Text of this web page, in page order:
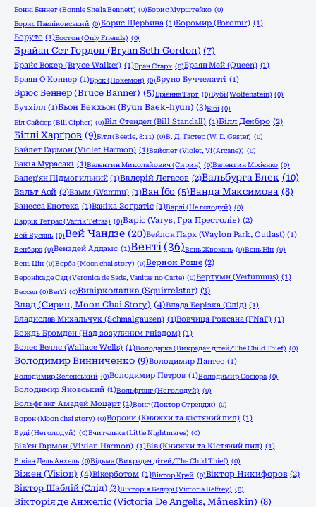
Бонні Беннет (Bonnie Sheila Bennett) (0)Борис Мурштейко (0)
Борис Павліковський (0)Борис Щербина (1)Боромир (Boromir) (1)
Боруто (1)Бостон (Only Friends) (0)
Брайан Сет Гордон (Bryan Seth Gordon) (7)
Брайс Вокер (Bryce Walker) (1)Бран Старк (0)Браян Мей (Queen) (1)
Браян О'Коннер (1)Брок (Покемон) (0)Бруно Буччелатті (1)
Брюс Беннер (Bruce Banner) (5)Брієнна Тарт (0)Бубі (Wolfenstein) (0)
Бутхілл (1)Бьон Бекхьон (Byun Baek-hyun) (3)Бібі (0)
Біл Сайфер (Bill Cipher) (0)Біл Стендел (Bill Standall) (1)Білл Денбро (2)
Біллі Харґров (9)Бітл (Beetle, 8:11) (0)В. Д. Гастер (W. D. Gaster) (0)
Вайлет Гармон (Violet Harmon) (1)Вайолет (Violet, Vi (Arcane)) (0)
Вакія Мурасакі (1)Валентин Миколайович (Сирин) (0)Валентин Міхієнко (0)
Валер'ян Підмогильний (1)Валерій Легасов (2)Вальбурга Блек (10)
Вальт Аой (2)Вамм (Wammu) (1)Ван Їбо (5)Ванда Максимова (8)
Ванесса Енотека (1)Ваніка Зоґратіс (1)Варлі (Не голодуй) (0)
Варрік Тетрас (Varrik Tetras) (0)Варіс (Varys, Гра Престолів) (2)
Вей Вусянь (0)Вей Чандзе (20)Вейлон Парк (Waylon Park, Outlast) (1)
Венбара (0)Венздей Аддамс (1)Венті (36)Вень Жвохань (0)Вень Нін (0)
Вень Цін (0)Верба (Moon chai story) (0)Вернон Роше (2)
Вероніка де Сад (Veronica de Sade, Vanitas no Carte) (0)Вертумн (Vertumnus) (1)
Вессел (0)Веґґі (0)Вивірколапка (Squirrelstar) (3)
Влад (Сирин, Moon Chai Story) (4)Влада Берізка (Слід) (1)
Владислав Михальчук (Schmalgauzen) (1)Вовчиця Роксана (FNaF) (1)
Вождь Бромден (Над зозулиним гніздом) (1)
Волес Веллс (Wallace Wells) (1)Володарка (Викрадач дітей/The Child Thief) (0)
Володимир Винниченко (9)Володимир Дантес (1)
Володимир Зеленський (0)Володимир Петров (1)Володимир Сосюра (0)
Володимир Яновський (1)Вольфганг (Не голодуй) (0)
Вольфганг Амадей Моцарт (1)Вонг (Доктор Стрендж) (0)
Ворон (Moon chai story) (0)Ворони (Книжки та кістяний пил) (1)
Вуді (Не голодуй) (0)Вчителька (Little Nightmares) (0)
Вів'єн Гармон (Vivien Harmon) (1)Вів (Книжки та Кістяний пил) (1)
Вівіан Дель Анхель (0)Відьма (Викрадач дітей/The Child Thief) (0)
Віжен (Vision) (4)Вікерботом (1)Віктор Крей (0)Віктор Никифоров (2)
Віктор Шаблій (Слід) (3)Вікторія Белфрі (Victoria Belfrey) (0)
Вікторія де Анжеліс (Victoria De Angelis, Måneskin) (8)